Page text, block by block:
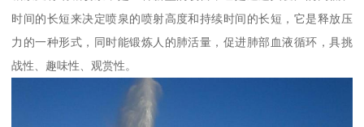
时间的长短来决定喷泉的喷射高度和持续时间的长短，它是释放压
力的一种形式，同时能锻炼人的肺活量，促进肺部血液循环，具挑
战性、趣味性、观赏性。